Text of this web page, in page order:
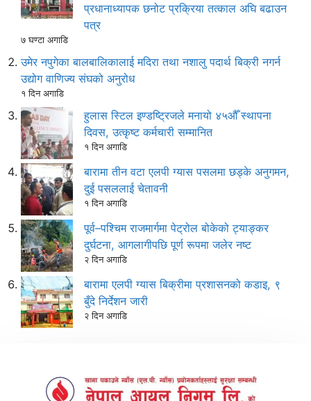
प्रधानाध्यापक छनोट प्रक्रिया तत्काल अघि बढाउन
पत्र
७ घण्टा अगाडि
उमेर नपुगेका बालबालिकालाई मदिरा तथा नशालु पदार्थ बिक्री नगर्न
उद्योग वाणिज्य संघको अनुरोध
१ दिन अगाडि
हुलास स्टिल इण्डष्ट्रिजले मनायो ४५औँ स्थापना
दिवस, उत्कृष्ट कर्मचारी सम्मानित
१ दिन अगाडि
बारामा तीन वटा एलपी ग्यास पसलमा छड्के अनुगमन,
दुई पसललाई चेतावनी
१ दिन अगाडि
पूर्व–पश्चिम राजमार्गमा पेट्रोल बोकेको ट्याङ्कर
दुर्घटना, आगलागीपछि पूर्ण रूपमा जलेर नष्ट
२ दिन अगाडि
बारामा एलपी ग्यास बिक्रीमा प्रशासनको कडाइ, ९
बुँदे निर्देशन जारी
२ दिन अगाडि